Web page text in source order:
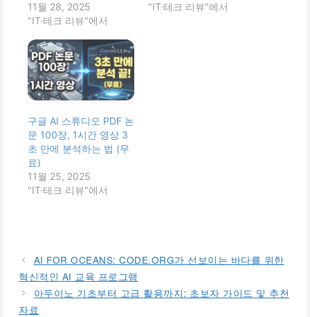
11월 28, 2025
"IT·테크 리뷰"에서
"IT·테크 리뷰"에서
구글 AI 스튜디오 PDF 논
문 100장, 1시간 영상 3
초 만에 분석하는 법 (무
료)
11월 25, 2025
"IT·테크 리뷰"에서
AI FOR OCEANS: CODE.ORG가 선보이는 바다를 위한
혁신적인 AI 교육 프로그램
아두이노 기초부터 고급 활용까지: 초보자 가이드 및 추천
자료